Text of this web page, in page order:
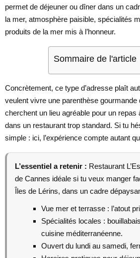
permet de déjeuner ou dîner dans un
la mer, atmosphère paisible, spécialités
produits de la mer mis à l’honneur.
Sommaire de l'article
Concrètement, ce type d’adresse plaît
veulent vivre une parenthèse gourmande
cherchent un lieu agréable pour un
dans un restaurant trop standard. Si tu
simple : ici, l’expérience compte autant
L’essentiel a retenir : Restaurant
de Cannes idéale si tu veux manger
Îles de Lérins, dans un cadre
Vue mer et terrasse : l’atout
Spécialités locales :
cuisine méditerranéenne.
Ouvert du lundi au samedi,